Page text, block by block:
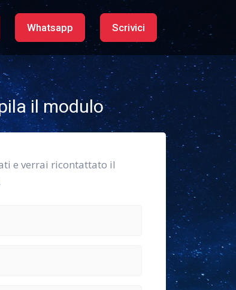
Whatsapp Scrivici
il modulo
e verrai ricontattato il